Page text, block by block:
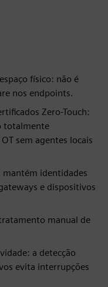
físico: não é
nos endpoints.
Zero-Touch:
totalmente
sem agentes locais
identidades
e dispositivos
manual de
a detecção
evita interrupções